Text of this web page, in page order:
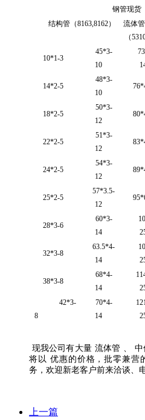
钢管现货
结构管（8163,8162） 流体管
（
10*1-3
45*3-
10
14*2-5
48*3-
10
18*2-5
50*3-
12
22*2-5
51*3-
12
24*2-5
54*3-
12
25*2-5
57*3.5-
12
28*3-6
60*3-
14
32*3-8
63.5*4-
14
38*3-8
68*4-
14
42*3-
8
70*4-
14
现我公司有大量 流体管 中
将以 优惠的价格，批零兼营
务，欢迎新老客户前来洽谈、
上一篇